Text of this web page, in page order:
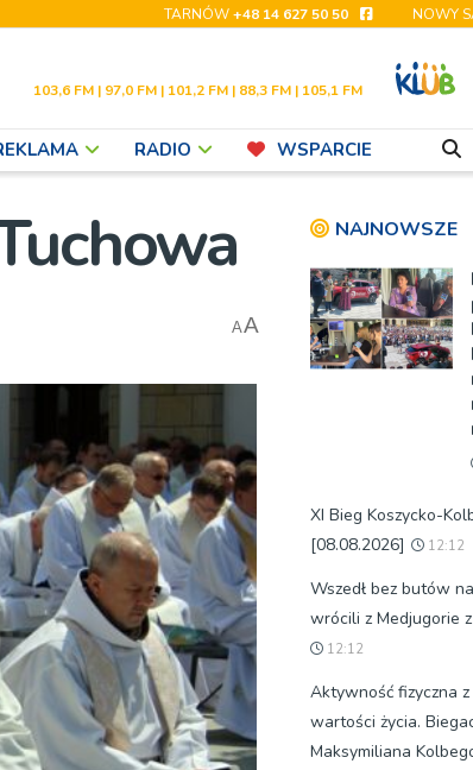
TARNÓW+48 14 627 50 50 NOWY
103,6 FM | 97,0 FM | 101,2 FM | 88,3 FM | 105,1 FM
RADIO WSPARCIE
AA
NAJNOWSZE
XI Bieg Koszycko-
[08.08.2026]
12:12
Wszedł bez butów
wrócili z Medjugorie
12:12
Aktywność fizyczna
wartości życia.
Maksymiliana